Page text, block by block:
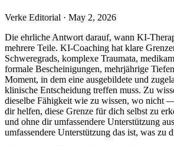
Verke Editorial · May 2, 2026
Die ehrliche Antwort darauf, wann KI-
mehrere Teile. KI-Coaching hat klare
Schweregrads, komplexe Traumata,
formale Bescheinigungen, mehrjährige
Moment, in dem eine ausgebildete und
klinische Entscheidung treffen muss. Zu
dieselbe Fähigkeit wie zu wissen, wo nicht
dir helfen, diese Grenze für dich selbst zu
und ohne dir umfassendere Unterstützung
umfassendere Unterstützung das ist, was zu